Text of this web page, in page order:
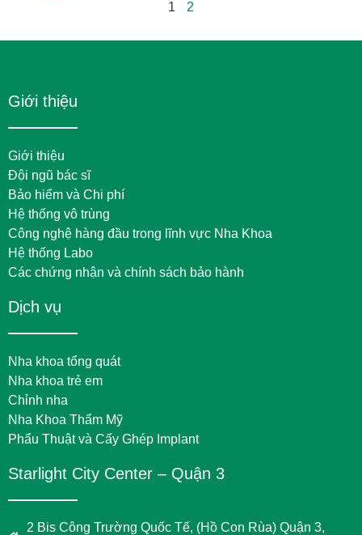
1 2
Giới thiệu
Giới thiệu
Đội ngũ bác sĩ
Bảo hiểm và Chi phí
Hệ thống vô trùng
Công nghệ hàng đầu trong lĩnh vực Nha Khoa
Hệ thống Labo
Các chứng nhận và chính sách bảo hành
Dịch vụ
Nha khoa tổng quát
Nha khoa trẻ em
Chỉnh nha
Nha Khoa Thẩm Mỹ
Phẩu Thuật và Cấy Ghép Implant
Starlight City Center – Quận 3
2 Bis Công Trường Quốc Tế, (Hồ Con Rùa) Quận 3,